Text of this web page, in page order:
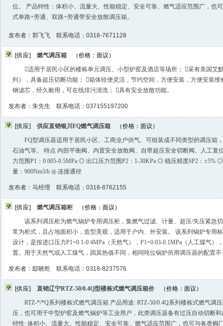
位。 产品特性：体积小、流量大、性能稳定、安全可靠、燃气适应范围广，也
式单路+旁通、双路+旁通带安全放散调压箱。
发布者：郭飞飞 联系电话：0318-7671128
[供应] 燃气调压箱 （价格：面议）
适用于居民小区的楼栋单元调压、小型炉窑及酒店等场所； 采有美国艾
列），具备超压切断功能； 箱体轻便灵活，节约空间，方便安装，方便安装
钢滤芯，经久耐用，可在线排污清洗； 具有安全放散功能。
发布者：朱先生 联系电话：037155197200
[供应] 供应直销银川FQ燃气调压箱 （价格：面议）
FQ型调压器适用于居民小区、工商业户供气、可组装成不同类型的调压箱
石油气等。 特点 内部平衡阀、内置安全放散阀、自带超压安全切断阀、人工
力范围P1：0.005-0.5MPa ◎ 出口压力范围P2：1-30KPa ◎ 稳压精度δP2：±5%
量：900Nm3/h ◎ 连接通径
发布者：马经理 联系电话：0318-8762155
[供应] 燃气调压箱柜（价格：面议）
该系列调压柜为燃气锅炉专用调压柜，集燃气过滤、计量、超压/失压紧急
常为柜式，且占地面积小，造型美观，适用于户内、外安装。 该系列锅炉专用
设计，是按进口压力P1=0.1-0.4MPa（天然气），P1=0.03-0.1MPa（人工煤气）
置。用于天然气或人工煤气，因其热值不同，相同吨位锅炉所用调压器的配置不
发布者：邸晓乾 联系电话：0318-8237576
[供应] 直销辽宁RTZ-50/0.4Q型楼栋式燃气调压箱价 （价格：面议）
RTZ-*/*Q系列楼栋式燃气调压箱 产品用途: RTZ-50/0.4Q系列楼栋式燃气调
压，也可用于中型炉窑及燃气锅炉等工业用户，此类调压器备有过压自动切断
特性: 体积小、流量大、性能稳定、安全可靠、燃气适应范围广，也可与各类阀